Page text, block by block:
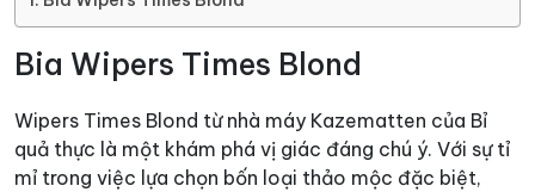
Bia Wipers Times Blond
Wipers Times Blond từ nhà máy Kazematten của Bỉ
quả thực là một khám phá vị giác đáng chú ý. Với sự tỉ
mỉ trong việc lựa chọn bốn loại thảo mộc đặc biệt,